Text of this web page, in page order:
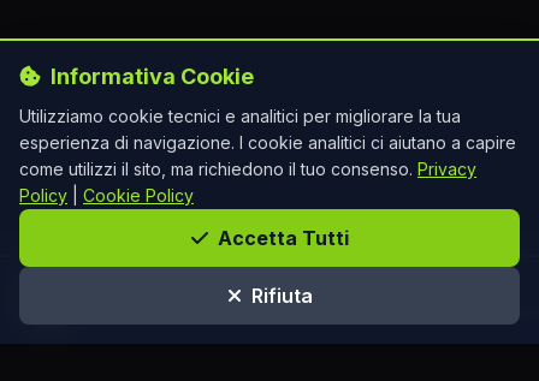
BAM RADIO LIVE
Informativa Cookie
Utilizziamo cookie tecnici e analitici per migliorare la tua
esperienza di navigazione. I cookie analitici ci aiutano a capire
come utilizzi il sito, ma richiedono il tuo consenso. Privacy
Policy
Cookie Policy
Accetta Tutti
Rifiuta